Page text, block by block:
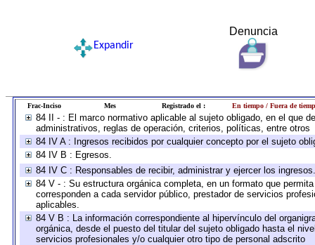
Denuncia
Expandir
Frac-Inciso Mes Registrado el : En tiempo / Fuera de
84 II - : El marco normativo aplicable al sujeto obligado, en el que
administrativos, reglas de operación, criterios, políticas, entre otros
84 IV A : Ingresos recibidos por cualquier concepto por el sujeto
84 IV B : Egresos.
84 IV C : Responsables de recibir, administrar y ejercer los ingresos.
84 V - : Su estructura orgánica completa, en un formato que
corresponden a cada servidor público, prestador de servicios
aplicables.
84 V B : La información correspondiente al hipervínculo del
orgánica, desde el puesto del titular del sujeto obligado hasta el
servicios profesionales y/o cualquier otro tipo de personal adscrito